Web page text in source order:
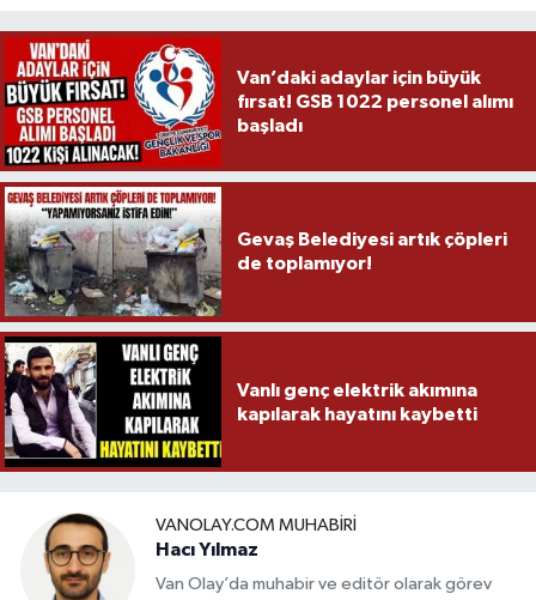
Van’daki adaylar için büyük
fırsat! GSB 1022 personel alımı
başladı
Gevaş Belediyesi artık çöpleri
de toplamıyor!
Vanlı genç elektrik akımına
kapılarak hayatını kaybetti
VANOLAY.COM MUHABIRI
Hacı Yılmaz
Van Olay’da muhabir ve editör olarak görev